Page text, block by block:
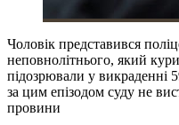
Чоловік представився
неповнолітнього, який
підозрювали у викраденні
за цим епізодом суду не
провини